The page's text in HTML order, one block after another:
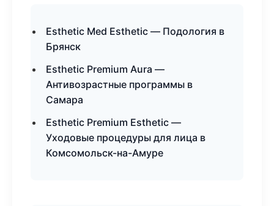
Esthetic Med Esthetic — Подология в
Брянск
Esthetic Premium Aura —
Антивозрастные программы в
Самара
Esthetic Premium Esthetic —
Уходовые процедуры для лица в
Комсомольск-на-Амуре